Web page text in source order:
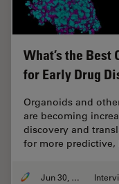
What’s the Best
for Early Drug
Organoids and
are becoming
discovery and
for more
Jun 30, 2026